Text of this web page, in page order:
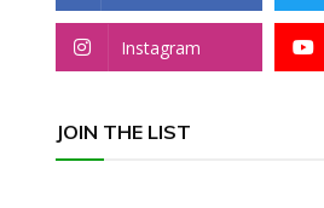
Instagram
JOIN THE LIST